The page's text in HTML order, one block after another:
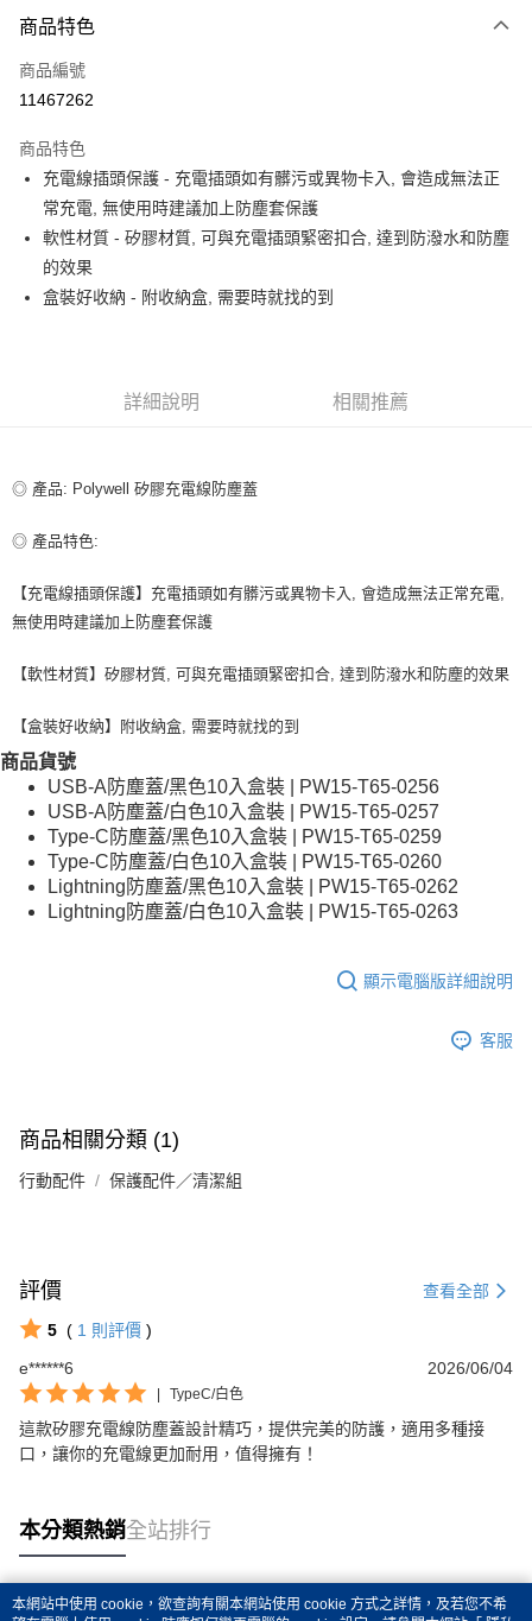
信用卡一次付款
超商取貨付款
Apple Pay
街口支付
悠遊付
ATM付款
付款後全家取貨
7-11取貨付款
每筆NT$80，滿NT$599(含以上)免運費
付款後7-11取貨
每筆NT$100，滿NT$599(含以上)免運費
商品特色
商品編號
11467262
商品特色
充電線插頭保護 - 充電插頭如有髒污或異物卡入, 會造成無法正
常充電, 無使用時建議加上防塵套保護
軟性材質 - 矽膠材質, 可與充電插頭緊密扣合, 達到防潑水和防塵
的效果
盒裝好收納 - 附收納盒, 需要時就找的到
詳細說明 相關推薦
◎ 產品: Polywell 矽膠充電線防塵蓋
◎ 產品特色:
【充電線插頭保護】充電插頭如有髒污或異物卡入, 會造成無法正常充電,
無使用時建議加上防塵套保護
【軟性材質】矽膠材質, 可與充電插頭緊密扣合, 達到防潑水和防塵的效果
【盒裝好收納】附收納盒, 需要時就找的到
商品貨號
USB-A防塵蓋/黑色10入盒裝 | PW15-T65-0256
USB-A防塵蓋/白色10入盒裝 | PW15-T65-0257
Type-C防塵蓋/黑色10入盒裝 | PW15-T65-0259
Type-C防塵蓋/白色10入盒裝 | PW15-T65-0260
Lightning防塵蓋/黑色10入盒裝 | PW15-T65-0262
Lightning防塵蓋/白色10入盒裝 | PW15-T65-0263
顯示電腦版詳細說明
客服
商品相關分類 (1)
行動配件 保護配件／清潔組
評價 查看全部
5 ( 1 則評價 )
e******6
2026/06/04
TypeC/白色
這款矽膠充電線防塵蓋設計精巧，提供完美的防護，適用多種接
口，讓你的充電線更加耐用，值得擁有！
本分類熱銷全站排行
本網站中使用 cookie，欲查詢有關本網站使用 cookie 方式之詳情，及若您不希